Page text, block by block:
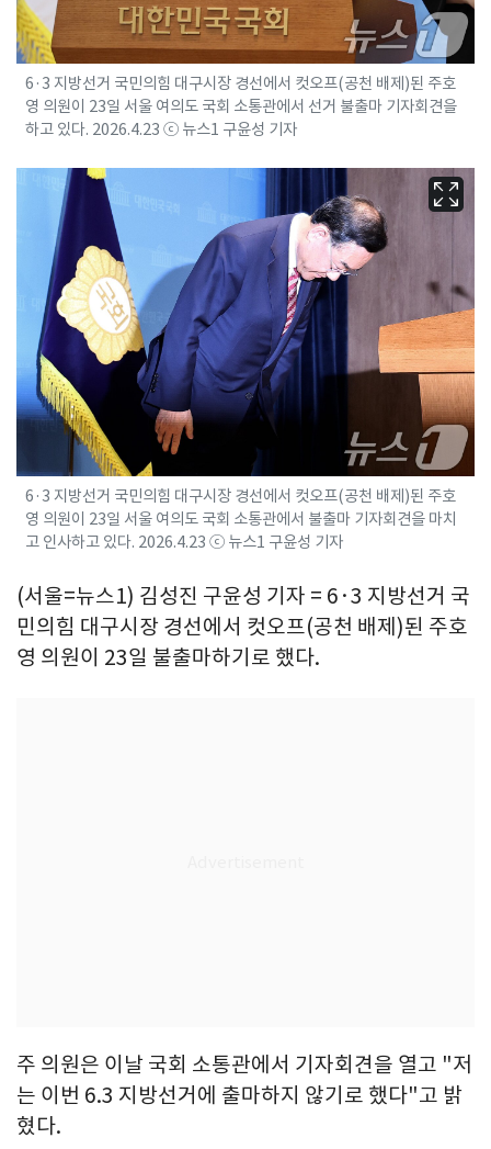
6·3 지방선거 국민의힘 대구시장 경선에서 컷오프(공천 배제)된 주호
영 의원이 23일 서울 여의도 국회 소통관에서 선거 불출마 기자회견을
하고 있다. 2026.4.23 ⓒ 뉴스1 구윤성 기자
6·3 지방선거 국민의힘 대구시장 경선에서 컷오프(공천 배제)된 주호
영 의원이 23일 서울 여의도 국회 소통관에서 불출마 기자회견을 마치
고 인사하고 있다. 2026.4.23 ⓒ 뉴스1 구윤성 기자
(서울=뉴스1) 김성진 구윤성 기자 = 6·3 지방선거 국
민의힘 대구시장 경선에서 컷오프(공천 배제)된 주호
영 의원이 23일 불출마하기로 했다.
주 의원은 이날 국회 소통관에서 기자회견을 열고 "저
는 이번 6.3 지방선거에 출마하지 않기로 했다"고 밝
혔다.